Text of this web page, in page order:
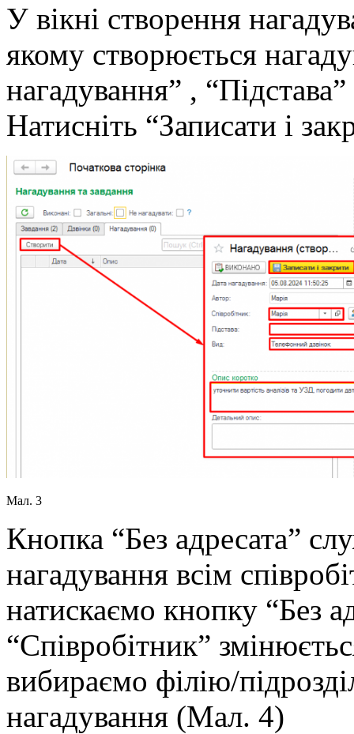
У вікні створення
якому створюється
нагадування” ,
Натисніть “Записати і
Мал. 3
Кнопка “Без адресата”
нагадування всім
натискаємо кнопку “Без
“Співробітник”
вибираємо філію/
нагадування (Мал. 4)